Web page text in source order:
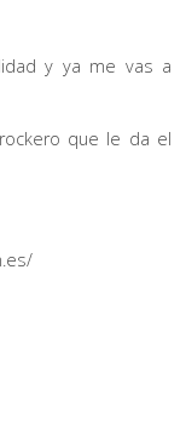
y ya me vas a
que le da el